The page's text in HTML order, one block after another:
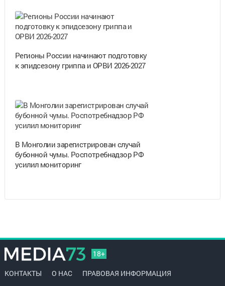
Регионы России начинают подготовку
к эпидсезону гриппа и ОРВИ 2026-2027
В Монголии зарегистрирован случай
бубонной чумы. Роспотребнадзор РФ
усилил мониторинг
18+
КОНТАКТЫ О НАС ПРАВОВАЯ ИНФОРМАЦИЯ